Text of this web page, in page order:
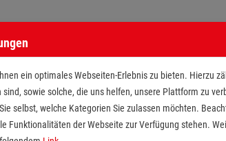
ein optimales Webseiten-Erlebnis zu bieten. Hierzu
sowie solche, die uns helfen, unsere Plattform zu
selbst, welche Kategorien Sie zulassen möchten.
Funktionalitäten der Webseite zur Verfügung stehen.